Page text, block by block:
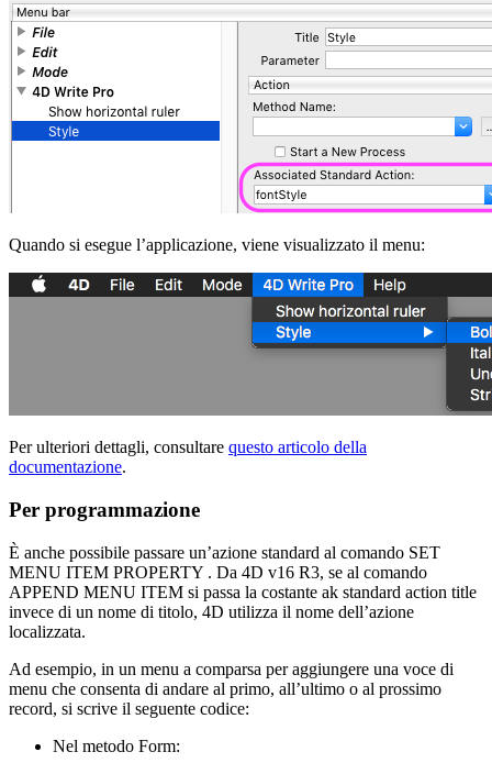
Quando si esegue l’applicazione, viene visualizzato il menu:
Per ulteriori dettagli, consultare questo articolo della
documentazione.
Per programmazione
È anche possibile passare un’azione standard al comando SET
MENU ITEM PROPERTY . Da 4D v16 R3, se al comando
APPEND MENU ITEM si passa la costante ak standard action title
invece di un nome di titolo, 4D utilizza il nome dell’azione
localizzata.
Ad esempio, in un menu a comparsa per aggiungere una voce di
menu che consenta di andare al primo, all’ultimo o al prossimo
record, si scrive il seguente codice:
Nel metodo Form: